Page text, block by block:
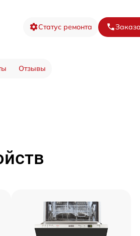
Статус ремонта
Отзывы